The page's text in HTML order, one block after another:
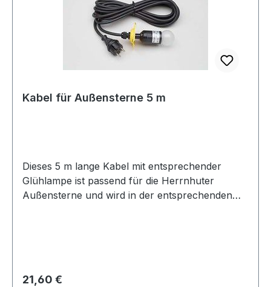
Kabel für Außensterne 5 m
Dieses 5 m lange Kabel mit entsprechender
Glühlampe ist passend für die Herrnhuter
Außensterne und wird in der entsprechenden
Regulärer Preis:
21,60 €